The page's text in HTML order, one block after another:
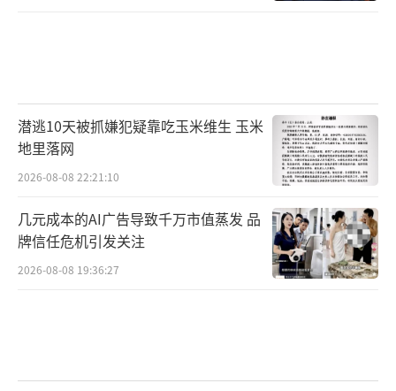
潜逃10天被抓嫌犯疑靠吃玉米维生 玉米
地里落网
2026-08-08 22:21:10
几元成本的AI广告导致千万市值蒸发 品
牌信任危机引发关注
2026-08-08 19:36:27